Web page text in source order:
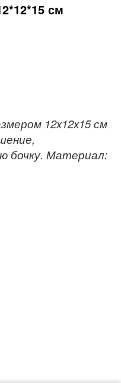
см
12x12x15 см
бочку. Материал: